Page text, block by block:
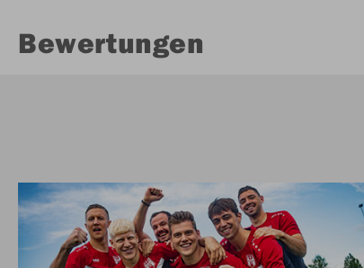
Bewertungen